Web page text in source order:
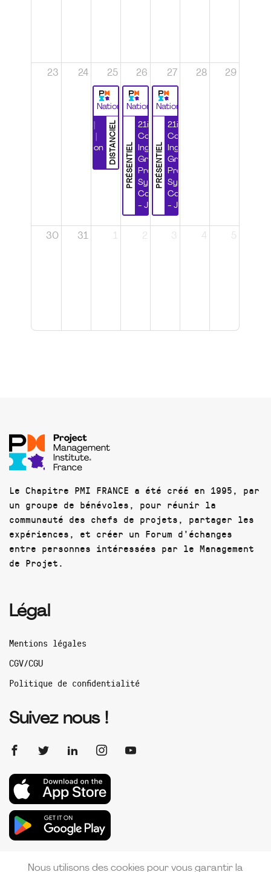
23 24 25
National
DISTANCIEL
Certification
26
National
PRÉSENTIEL
21ième
Congrès
Ingénierie
Grands
Projets et
Systèmes
Complexes
- Jour 1
27
National
PRÉSENTIEL
21ième
Congrès
Ingénierie
Grands
Projets et
Systèmes
Complexes
- Jour 2
28 29
30 31 1 2 3 4 5
Le Chapitre PMI FRANCE a été créé en 1995, par
un groupe de bénévoles, pour réunir la
communauté des chefs de projets, partager les
expériences, et créer un Forum d'échanges
entre personnes intéressées par le Management
de Projet.
Légal
Mentions légales
CGV/CGU
Politique de confidentialité
Suivez nous !
Nous utilisons des cookies pour vous garantir la